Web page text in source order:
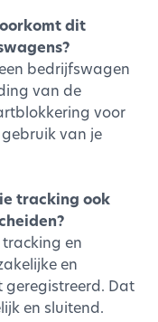
dit
bedrijfswagen
van de
voor
van je
tracking ook
en
en
geregistreerd. Dat
en sluitend.